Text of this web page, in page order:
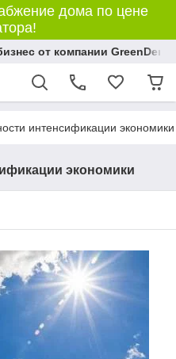
дома по цене
от компании GreenDem!
интенсификации экономики
экономики